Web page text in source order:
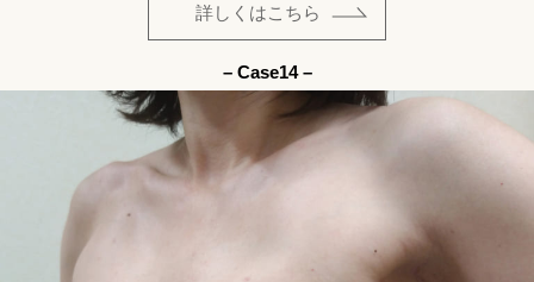
詳しくはこちら
– Case14 –